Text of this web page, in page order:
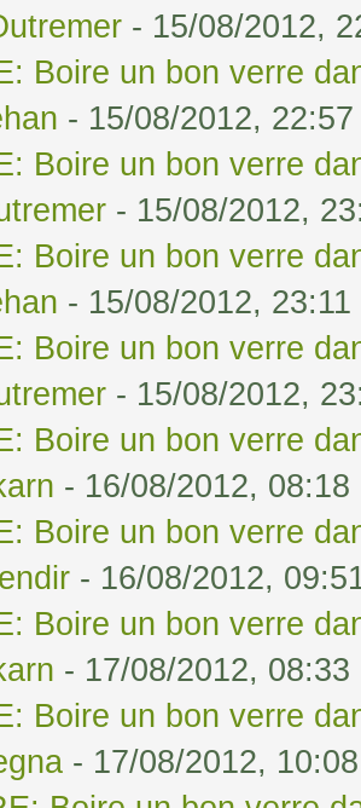
- 15/08/2012,
Boire un bon verre
- 15/08/2012, 22:57
Boire un bon verre
- 15/08/2012,
Boire un bon verre
- 15/08/2012, 23:11
Boire un bon verre
- 15/08/2012,
Boire un bon verre
- 16/08/2012, 08:18
Boire un bon verre
- 16/08/2012,
Boire un bon verre
- 17/08/2012, 08:33
Boire un bon verre
- 17/08/2012, 10:08